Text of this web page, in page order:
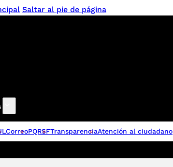
Saltar al pie de página
CorreoPQRSFTransparenciaAtención al ciudadano